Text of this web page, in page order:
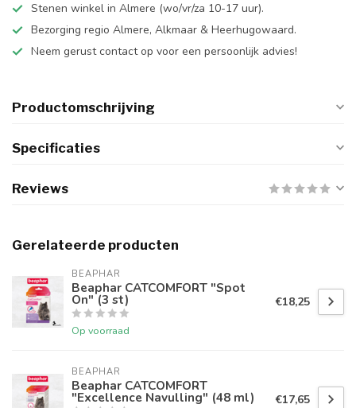
Stenen winkel in Almere (wo/vr/za 10-17 uur).
Bezorging regio Almere, Alkmaar & Heerhugowaard.
Neem gerust contact op voor een persoonlijk advies!
Productomschrijving
Specificaties
Reviews
Gerelateerde producten
BEAPHAR
Beaphar CATCOMFORT "Spot
On" (3 st)
Op voorraad
€18,25
BEAPHAR
Beaphar CATCOMFORT
"Excellence Navulling" (48 ml) €17,65